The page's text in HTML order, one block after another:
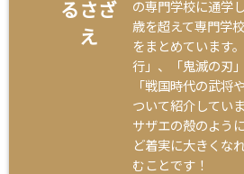
るさざ
え
の専門学校に通学
歳を超えて専門学
をまとめています
行」、「鬼滅の刃
「戦国時代の武将
ついて紹介してい
サザエの殻のよう
ど着実に大きくな
むことです！